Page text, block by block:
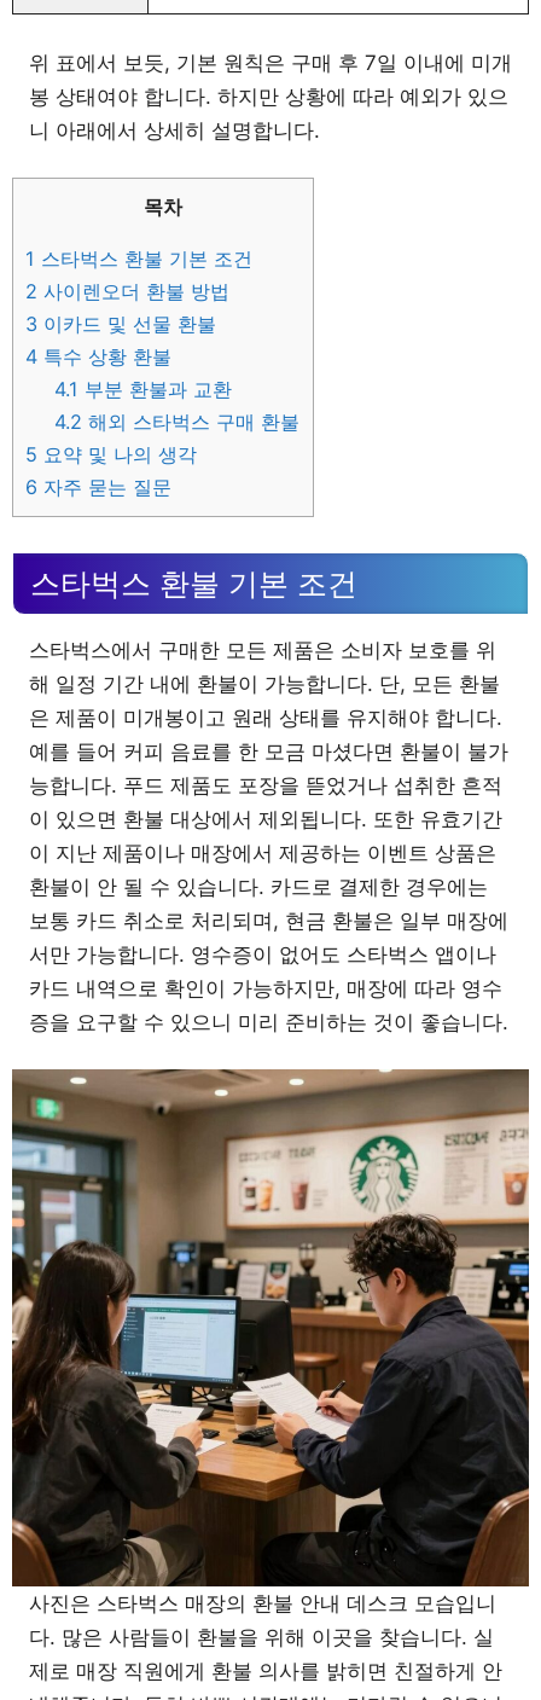
위 표에서 보듯, 기본 원칙은 구매 후 7일 이내에 미개
봉 상태여야 합니다. 하지만 상황에 따라 예외가 있으
니 아래에서 상세히 설명합니다.
목차
1 스타벅스 환불 기본 조건
2 사이렌오더 환불 방법
3 이카드 및 선물 환불
4 특수 상황 환불
4.1 부분 환불과 교환
4.2 해외 스타벅스 구매 환불
5 요약 및 나의 생각
6 자주 묻는 질문
스타벅스 환불 기본 조건
스타벅스에서 구매한 모든 제품은 소비자 보호를 위
해 일정 기간 내에 환불이 가능합니다. 단, 모든 환불
은 제품이 미개봉이고 원래 상태를 유지해야 합니다.
예를 들어 커피 음료를 한 모금 마셨다면 환불이 불가
능합니다. 푸드 제품도 포장을 뜯었거나 섭취한 흔적
이 있으면 환불 대상에서 제외됩니다. 또한 유효기간
이 지난 제품이나 매장에서 제공하는 이벤트 상품은
환불이 안 될 수 있습니다. 카드로 결제한 경우에는
보통 카드 취소로 처리되며, 현금 환불은 일부 매장에
서만 가능합니다. 영수증이 없어도 스타벅스 앱이나
카드 내역으로 확인이 가능하지만, 매장에 따라 영수
증을 요구할 수 있으니 미리 준비하는 것이 좋습니다.
사진은 스타벅스 매장의 환불 안내 데스크 모습입니
다. 많은 사람들이 환불을 위해 이곳을 찾습니다. 실
제로 매장 직원에게 환불 의사를 밝히면 친절하게 안